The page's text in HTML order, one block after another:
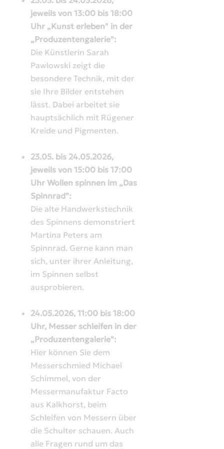
jeweils von 13:00 bis 18:00
Uhr „Kunst erleben" in der
„Produzentengalerie":
Die Künstlerin Sarah
Pawlowski zeigt die
besondere Technik, mit der
sie Ihre Bilder entstehen
lässt. Dabei arbeitet sie
hauptsächlich mit Rügener
Kreide und Pigmenten.
23.05. bis 24.05.2026,
jeweils von 15:00 bis 17:00
Uhr Wollen spinnen im „Das
Spinnrad":
Die alte Handwerkstechnik
des Spinnens demonstriert
Martina Peters am
Spinnrad. Gerne kann man
sich, unter ihrer Anleitung,
im Spinnen selbst
ausprobieren.
24.05.2026, 11:00 bis 18:00
Uhr, Messer schleifen in der
„Produzentengalerie":
Hier können Sie dem
Messerschmied Michael
Schimmel, von der
Messermanufaktur Facto
aus Kalkhorst, beim
Schleifen von Messern über
die Schulter schauen. Auch
alle Fragen rund um das